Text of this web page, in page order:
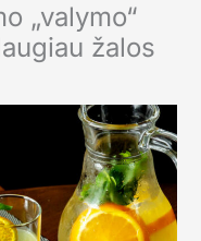
„valymo“
žalos